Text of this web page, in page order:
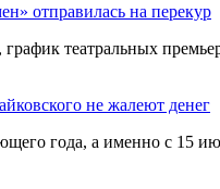
отправилась на перекур
театральных
не жалеют денег
года, а именно с 15